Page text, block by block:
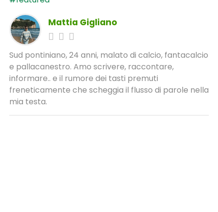
Mattia Gigliano
Sud pontiniano, 24 anni, malato di calcio, fantacalcio
e pallacanestro. Amo scrivere, raccontare,
informare.. e il rumore dei tasti premuti
freneticamente che scheggia il flusso di parole nella
mia testa.